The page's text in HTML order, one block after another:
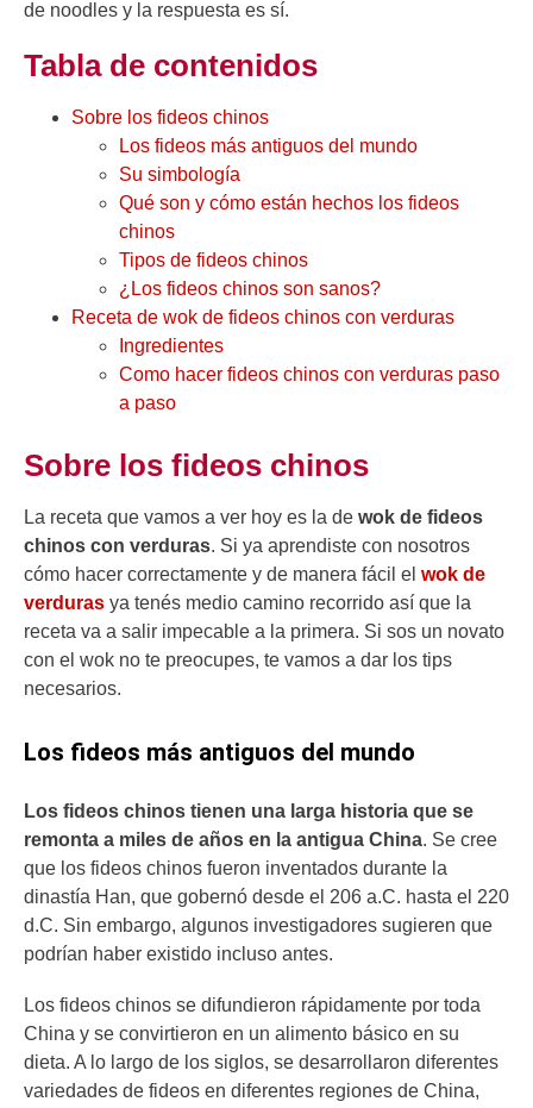
de noodles y la respuesta es sí.
Tabla de contenidos
Sobre los fideos chinos
Los fideos más antiguos del mundo
Su simbología
Qué son y cómo están hechos los fideos
chinos
Tipos de fideos chinos
¿Los fideos chinos son sanos?
Receta de wok de fideos chinos con verduras
Ingredientes
Como hacer fideos chinos con verduras paso
a paso
Sobre los fideos chinos
La receta que vamos a ver hoy es la de wok de fideos
chinos con verduras. Si ya aprendiste con nosotros
cómo hacer correctamente y de manera fácil el wok de
verduras ya tenés medio camino recorrido así que la
receta va a salir impecable a la primera. Si sos un novato
con el wok no te preocupes, te vamos a dar los tips
necesarios.
Los fideos más antiguos del mundo
Los fideos chinos tienen una larga historia que se
remonta a miles de años en la antigua China. Se cree
que los fideos chinos fueron inventados durante la
dinastía Han, que gobernó desde el 206 a.C. hasta el 220
d.C. Sin embargo, algunos investigadores sugieren que
podrían haber existido incluso antes.
Los fideos chinos se difundieron rápidamente por toda
China y se convirtieron en un alimento básico en su
dieta. A lo largo de los siglos, se desarrollaron diferentes
variedades de fideos en diferentes regiones de China,